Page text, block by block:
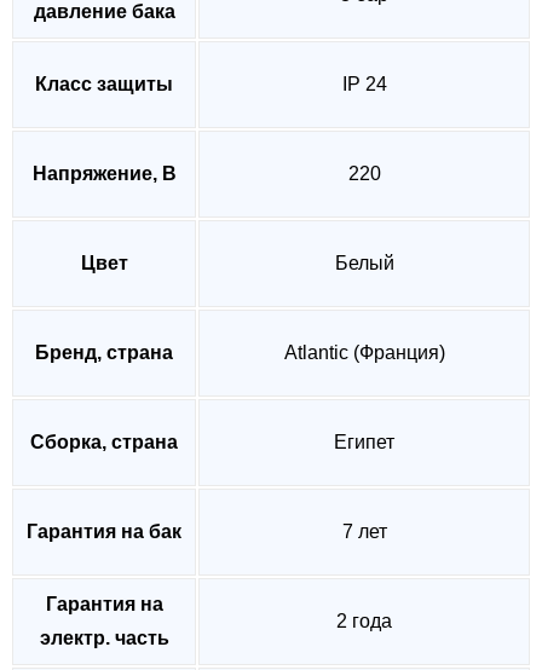
давление бака
Класс защиты IP 24
Напряжение, В 220
Цвет Белый
Бренд, страна Atlantic (Франция)
Сборка, страна Египет
Гарантия на бак 7 лет
Гарантия на
электр. часть
2 года